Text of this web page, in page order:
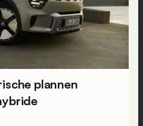
plannen